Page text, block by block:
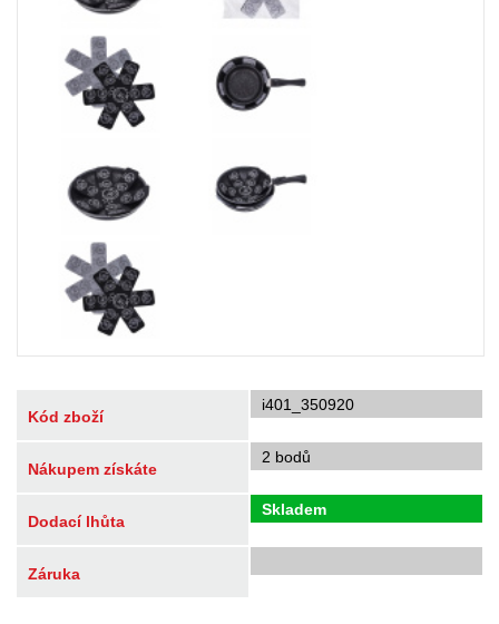
Kód zboží
i401_350920
Nákupem získáte
2 bodů
Dodací lhůta
Skladem
Záruka